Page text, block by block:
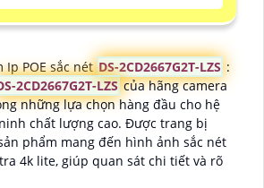
Ip POE sắc nétDS-2CD2667G2T-LZS :
2CD2667G2T-LZScủa hãng camera
những lựa chọn hàng đầu cho hệ
chất lượng cao. Được trang bị
phẩm mang đến hình ảnh sắc nét
4k lite, giúp quan sát chi tiết và rõ